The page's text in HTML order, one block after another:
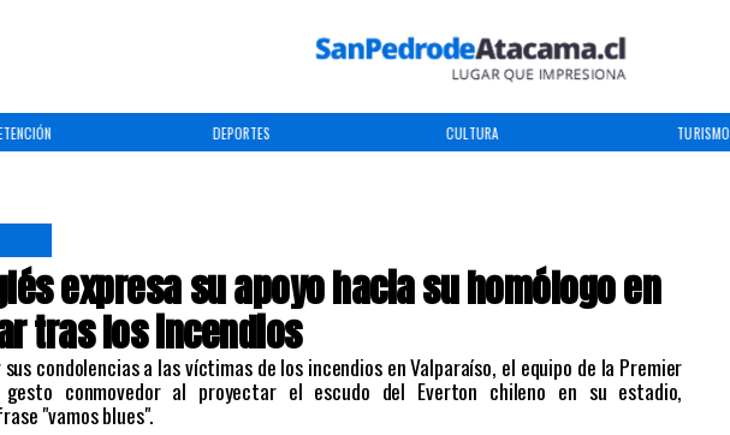
DEPORTES CULTURA TURISMO
expresa su apoyo hacia su homólogo en
tras los incendios
condolencias a las víctimas de los incendios en Valparaíso, el equipo de la Premier
conmovedor al proyectar el escudo del Everton chileno en su estadio,
"vamos blues".